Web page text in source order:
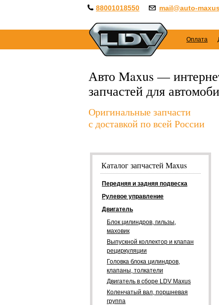
88001018550 mail@auto-
Оплата
Авто Maxus —
запчастей для
Оригинальные запчасти
с доставкой по всей России
Каталог запчастей Maxus
Передняя и задняя подвеска
Рулевое управление
Двигатель
Блок цилиндров, гильзы,
маховик
Выпускной коллектор и клапан
рециркуляции
Головка блока цилиндров,
клапаны, толкатели
Двигатель в сборе LDV Maxus
Коленчатый вал, поршневая
группа